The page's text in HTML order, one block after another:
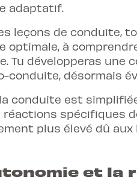
adaptatif.
leçons de conduite,
optimale, à
Tu développeras une
conduite, désormais
conduite est
réactions spécifiques
plus élevé dû aux
et la